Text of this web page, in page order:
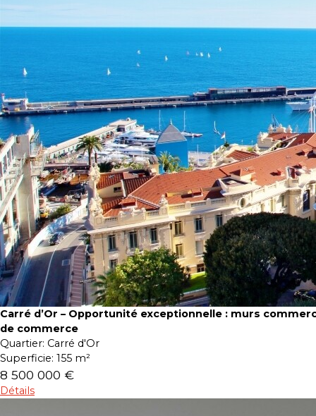
Carré d’Or – Opportunité exceptionnelle : murs
de commerce
Quartier: Carré d'Or
Superficie: 155 m²
8 500 000 €
Détails